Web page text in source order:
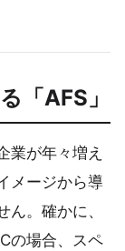
「AFS」
業が年々増え
メージから導
。確かに、
の場合、スペ